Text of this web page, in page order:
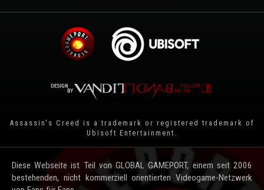
Assassin's Creed is a trademark or registered trademark of
Ubisoft Entertainment .
Diese Webseite ist Teil von GLOBAL GAMEPORT, einem seit 2006
bestehenden, nicht kommerziell orientierten Videogame-Netzwerk